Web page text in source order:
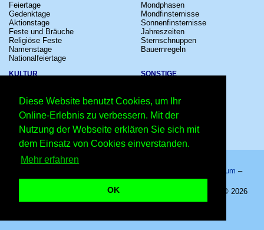
Diese Website benutzt Cookies, um Ihr
Online-Erlebnis zu verbessern. Mit der
Nutzung der Webseite erklären Sie sich mit
dem Einsatz von Cookies einverstanden.
Mehr erfahren
OK
Feiertage
Gedenktage
Aktionstage
Feste und Bräuche
Religiöse Feste
Namenstage
Nationalfeiertage
Mondphasen
Mondfinsternisse
Sonnenfinsternisse
Jahreszeiten
Sternschnuppen
Bauernregeln
KULTUR
Kinostarts
Festivals
Großevents
Comedy
Shows
SONSTIGE
Sternzeichen
Schalttage
Wahltage
Erinnerungen
Volksfeste
Impressum –
Datenschutzhinweis–Kontakt
Welttag des Händewaschens 2027 - 15.10.2027 – Copyright © 2026
Kleiner Kalender